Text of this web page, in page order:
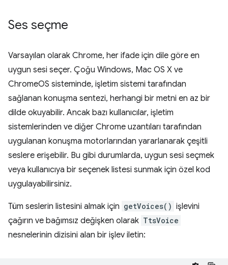
Ses seçme
Varsayılan olarak Chrome, her ifade için dile göre en
uygun sesi seçer. Çoğu Windows, Mac OS X ve
ChromeOS sisteminde, işletim sistemi tarafından
sağlanan konuşma sentezi, herhangi bir metni en az bir
dilde okuyabilir. Ancak bazı kullanıcılar, işletim
sistemlerinden ve diğer Chrome uzantıları tarafından
uygulanan konuşma motorlarından yararlanarak çeşitli
seslere erişebilir. Bu gibi durumlarda, uygun sesi seçmek
veya kullanıcıya bir seçenek listesi sunmak için özel kod
uygulayabilirsiniz.
Tüm seslerin listesini almak için getVoices() işlevini
çağırın ve bağımsız değişken olarak TtsVoice
nesnelerinin dizisini alan bir işlev iletin: